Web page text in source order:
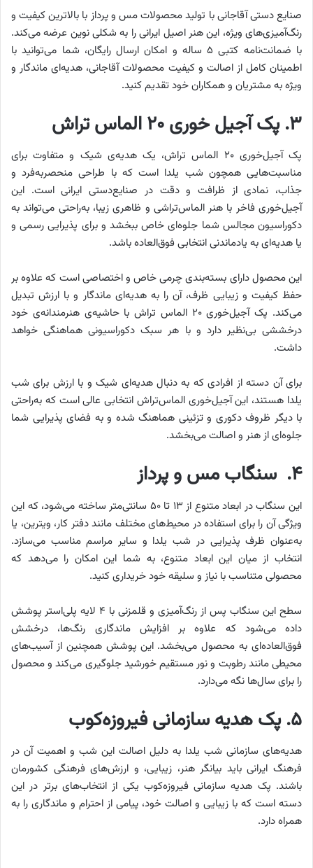
صنایع دستی آقاجانی با تولید محصولات مس و پرداز با بالاترین کیفیت و
رنگ‌آمیزی‌های ویژه، این هنر اصیل ایرانی را به شکلی نوین عرضه می‌کند.
با ضمانت‌نامه کتبی ۵ ساله و امکان ارسال رایگان، شما می‌توانید با
اطمینان کامل از اصالت و کیفیت محصولات آقاجانی، هدیه‌ای ماندگار و
ویژه به مشتریان و همکاران خود تقدیم کنید.
۳. پک آجیل خوری ۲۰ الماس تراش
پک آجیل‌خوری ۲۰ الماس تراش، یک هدیه‌ی شیک و متفاوت برای
مناسبت‌هایی همچون شب یلدا است که با طراحی منحصر‌به‌فرد و
جذاب، نمادی از ظرافت و دقت در صنایع‌دستی ایرانی است. این
آجیل‌خوری فاخر با هنر الماس‌تراشی و ظاهری زیبا، به‌راحتی می‌تواند به
دکوراسیون مجالس شما جلوه‌ای خاص ببخشد و برای پذیرایی رسمی و
یا هدیه‌ای به‌ یادماندنی انتخابی فوق‌العاده باشد.
این محصول دارای بسته‌بندی چرمی خاص و اختصاصی است که علاوه بر
حفظ کیفیت و زیبایی ظرف، آن را به هدیه‌ای ماندگار و با ارزش تبدیل
می‌کند. پک آجیل‌خوری ۲۰ الماس تراش با حاشیه‌ی هنرمندانه‌ی خود
درخششی بی‌نظیر دارد و با هر سبک دکوراسیونی هماهنگی خواهد
داشت.
برای آن دسته از افرادی که به دنبال هدیه‌ای شیک و با ارزش برای شب
یلدا هستند، این آجیل‌خوری الماس‌تراش انتخابی عالی است که به‌راحتی
با دیگر ظروف دکوری و تزئینی هماهنگ شده و به فضای پذیرایی شما
جلوه‌ای از هنر و اصالت می‌بخشد.
۴. سنگاب مس و پرداز
این سنگاب در ابعاد متنوع از ۱۳ تا ۵۰ سانتی‌متر ساخته می‌شود، که این
ویژگی آن را برای استفاده در محیط‌های مختلف مانند دفتر کار، ویترین، یا
به‌عنوان ظرف پذیرایی در شب یلدا و سایر مراسم مناسب می‌سازد.
انتخاب از میان این ابعاد متنوع، به شما این امکان را می‌دهد که
محصولی متناسب با نیاز و سلیقه خود خریداری کنید.
سطح این سنگاب پس از رنگ‌آمیزی و قلمزنی با ۴ لایه پلی‌استر پوشش
داده می‌شود که علاوه بر افزایش ماندگاری رنگ‌ها، درخشش
فوق‌العاده‌ای به محصول می‌بخشد. این پوشش همچنین از آسیب‌های
محیطی مانند رطوبت و نور مستقیم خورشید جلوگیری می‌کند و محصول
را برای سال‌ها نگه می‌دارد.
۵. پک هدیه سازمانی فیروزه‌کوب
هدیه‌های سازمانی شب یلدا به دلیل اصالت این شب و اهمیت آن در
فرهنگ ایرانی باید بیانگر هنر، زیبایی، و ارزش‌های فرهنگی کشورمان
باشند. پک هدیه سازمانی فیروزه‌کوب یکی از انتخاب‌های برتر در این
دسته است که با زیبایی و اصالت خود، پیامی از احترام و ماندگاری را به
همراه دارد.